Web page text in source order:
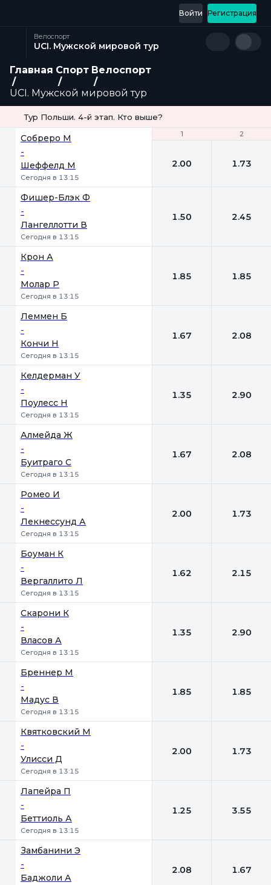
Регистрация
Войти
Велоспорт
UCI. Мужской мировой тур
Главная Спорт Велоспорт
UCI. Мужской мировой тур
Тур Польши. 4-й этап. Кто выше?
1 2
Собреро М
-
Шеффелд М
Сегодня в 13:15
1 2
2.00 1.73
Фишер-Блэк Ф
-
Лангеллотти В
Сегодня в 13:15
1.50 2.45
Крон А
-
Молар Р
Сегодня в 13:15
1.85 1.85
Леммен Б
-
Кончи Н
Сегодня в 13:15
1.67 2.08
Келдерман У
-
Поулесс Н
Сегодня в 13:15
1.35 2.90
Алмейда Ж
-
Буитраго С
Сегодня в 13:15
1.67 2.08
Ромео И
-
Лекнессунд А
Сегодня в 13:15
2.00 1.73
Боуман К
-
Вергаллито Л
Сегодня в 13:15
1.62 2.15
Скарони К
-
Власов А
Сегодня в 13:15
1.35 2.90
Бреннер М
-
Мадус В
Сегодня в 13:15
1.85 1.85
Квятковский М
-
Улисси Д
Сегодня в 13:15
2.00 1.73
Лапейра П
-
Беттиоль А
Сегодня в 13:15
1.25 3.55
Замбанини Э
-
Баджоли А
2.08 1.67